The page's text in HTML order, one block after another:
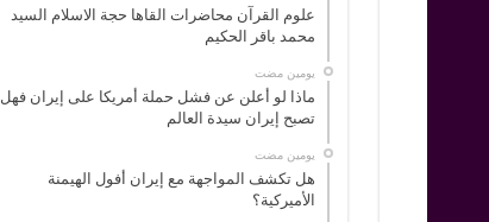
علوم القرآن محاضرات القاها حجة الاسلام السيد
محمد باقر الحكيم
‏يومين مضت
ماذا لو أعلن عن فشل حملة أمريكا على إيران فهل
تصبح إيران سيدة العالم
‏يومين مضت
هل تكشف المواجهة مع إيران أفول الهيمنة
الأميركية؟